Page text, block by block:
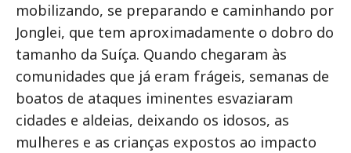
mobilizando, se preparando e caminhando por
Jonglei, que tem aproximadamente o dobro do
tamanho da Suíça. Quando chegaram às
comunidades que já eram frágeis, semanas de
boatos de ataques iminentes esvaziaram
cidades e aldeias, deixando os idosos, as
mulheres e as crianças expostos ao impacto